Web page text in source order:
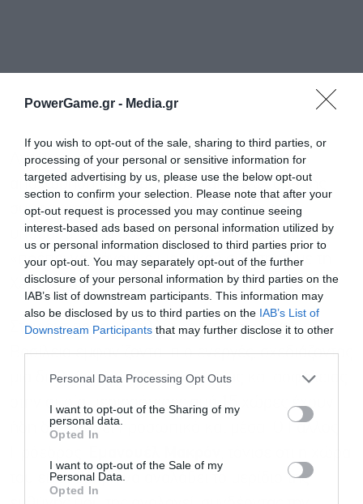
PowerGame.gr - Media.gr
If you wish to opt-out of the sale, sharing to third parties, or
processing of your personal or sensitive information for
targeted advertising by us, please use the below opt-out
section to confirm your selection. Please note that after your
opt-out request is processed you may continue seeing
interest-based ads based on personal information utilized by
us or personal information disclosed to third parties prior to
your opt-out. You may separately opt-out of the further
disclosure of your personal information by third parties on the
IAB’s list of downstream participants. This information may
also be disclosed by us to third parties on the IAB’s List of
Downstream Participants that may further disclose it to other
Personal Data Processing Opt Outs
I want to opt-out of the Sharing of my
personal data.
Opted In
I want to opt-out of the Sale of my
Personal Data.
Opted In
Αντίθετα, η Ουάσιγκτον ξεκαθάρισε ότι η
αποχώρηση του Ισραήλ δεν αποτελεί όρο της
συμφωνίας με το Ιράν, με τον Τραμπ να
υποβαθμίζει το ζήτημα, δηλώνοντας απλώς ότι
«πρέπει να κάνουμε μια μικρή συζήτηση με τη
Χεζμπολάχ».
Στον αντίποδα, η Γαλλία και το Ηνωμένο
Βασίλειο εμφανίζονται πιο ενεργές, σχεδιάζοντας
μια διεθνή αποστολή ναρκαλιείας και ασφάλειας
στην οποία περισσότερες από 15 χώρες έχουν
ήδη δεσμεύσει προσωπικό και μέσα. Ο Γάλλος
του είναι έτοιμη να αναλάβει το μερίδιο της